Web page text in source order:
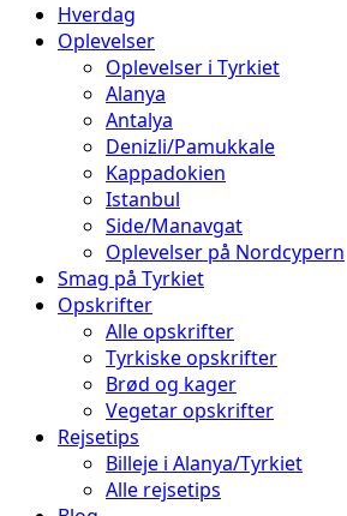
Hverdag
Oplevelser
Oplevelser i Tyrkiet
Alanya
Antalya
Denizli/Pamukkale
Kappadokien
Istanbul
Side/Manavgat
Oplevelser på Nordcypern
Smag på Tyrkiet
Opskrifter
Alle opskrifter
Tyrkiske opskrifter
Brød og kager
Vegetar opskrifter
Rejsetips
Billeje i Alanya/Tyrkiet
Alle rejsetips